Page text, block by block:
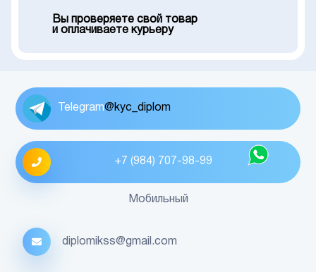
Вы проверяете свой товар
и оплачиваете курьеру
Telegram@kyc_diplom
+7 (984) 707-98-99
Мобильный
diplomikss@gmail.com